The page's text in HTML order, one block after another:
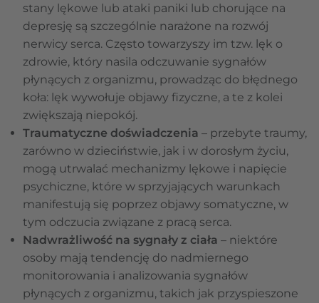
stany lękowe lub ataki paniki lub chorujące na
depresję są szczególnie narażone na rozwój
nerwicy serca. Często towarzyszy im tzw. lęk o
zdrowie, który nasila odczuwanie sygnałów
płynących z organizmu, prowadząc do błędnego
koła: lęk wywołuje objawy fizyczne, a te z kolei
zwiększają niepokój.
Traumatyczne doświadczenia – przebyte traumy,
zarówno w dzieciństwie, jak i w dorosłym życiu,
mogą utrwalać mechanizmy lękowe i napięcie
psychiczne, które w sprzyjających warunkach
manifestują się poprzez objawy somatyczne, w
tym odczucia związane z pracą serca.
Nadwrażliwość na sygnały z ciała – niektóre
osoby mają tendencję do nadmiernego
monitorowania i analizowania sygnałów
płynących z organizmu, takich jak przyspieszone